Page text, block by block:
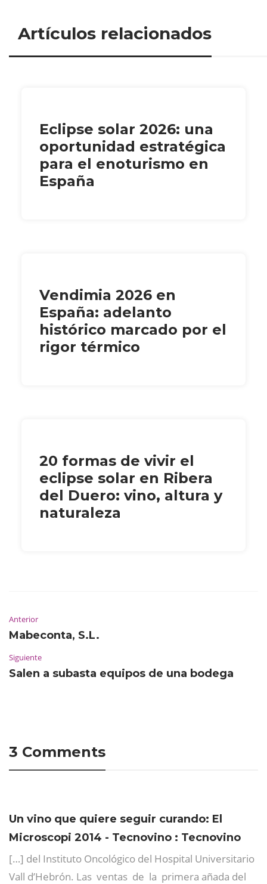
Artículos relacionados
Eclipse solar 2026: una
oportunidad estratégica
para el enoturismo en
España
Vendimia 2026 en
España: adelanto
histórico marcado por el
rigor térmico
20 formas de vivir el
eclipse solar en Ribera
del Duero: vino, altura y
naturaleza
Anterior
Mabeconta, S.L.
Siguiente
Salen a subasta equipos de una bodega
3 Comments
Un vino que quiere seguir curando: El
Microscopi 2014 - Tecnovino : Tecnovino
[…] del Instituto Oncológico del Hospital Universitario
Vall d’Hebrón. Las ventas de la primera añada del